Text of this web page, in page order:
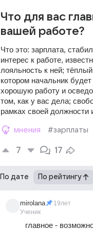
Что для вас
вашей работе?
Что это: зарплата,
интерес к работе,
лояльность к ней;
котором начальник
хорошую работу и
том, как у вас дела;
рамках своей должности
мнения #зарплаты
7 17
По дате По рейтингу
mirolana
Ученик
19лет
главное -